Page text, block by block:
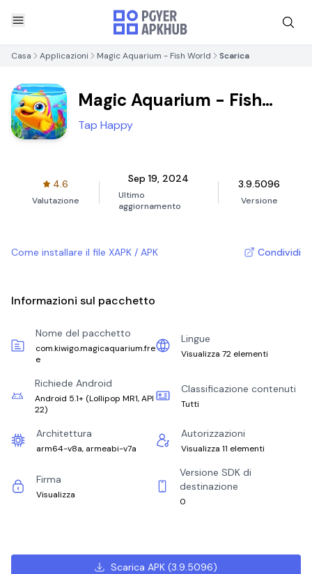
Casa Applicazioni Magic Aquarium - Fish World Scarica
Magic Aquarium - Fish
World
Tap Happy
4.6
Valutazione
Sep 19, 2024
Ultimo
aggiornamento
3.9.5096
Versione
Come installare il file XAPK / APK Condividi
Informazioni sul pacchetto
Nome del pacchetto
com.kiwigo.magicaquarium.fre
e
Lingue
Visualizza 72 elementi
Richiede Android
Android 5.1+ (Lollipop MR1, API
22)
Classificazione contenuti
Tutti
Architettura
arm64-v8a, armeabi-v7a
Autorizzazioni
Visualizza 11 elementi
Firma
Visualizza
Versione SDK di
destinazione
0
Scarica APK (3.9.5096)